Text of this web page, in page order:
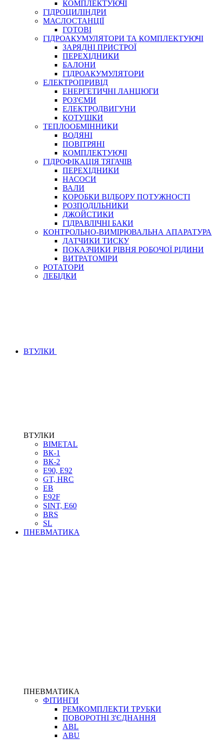
СПЕЦІАЛЬНІ
ГЕРМЕТИКИ
КЛЕЇ, ЦЕМЕНТИ, ЕПОКСИДКИ
РЕМОНТ ГІДРОЦИЛІНДРІВ
БОРЕКС, ЕО
КОМПЛЕКТУЮЧІ
ГІДРОЦИЛІНДРИ
МАСЛОСТАНЦІЇ
ГОТОВІ
ГІДРОАКУМУЛЯТОРИ ТА КОМПЛЕКТУЮЧІ
ЗАРЯДНІ ПРИСТРОЇ
ПЕРЕХІДНИКИ
БАЛОНИ
ГІДРОАКУМУЛЯТОРИ
ЕЛЕКТРОПРИВІД
ЕНЕРГЕТИЧНІ ЛАНЦЮГИ
РОЗ'ЄМИ
ЕЛЕКТРОДВИГУНИ
КОТУШКИ
ТЕПЛООБМІННИКИ
ВОДЯНІ
ПОВІТРЯНІ
КОМПЛЕКТУЮЧІ
ГІДРОФІКАЦІЯ ТЯГАЧІВ
ПЕРЕХІДНИКИ
НАСОСИ
ВАЛИ
КОРОБКИ ВІДБОРУ ПОТУЖНОСТІ
РОЗПОДІЛЬНИКИ
ДЖОЙСТИКИ
ГІДРАВЛІЧНІ БАКИ
КОНТРОЛЬНО-ВИМІРЮВАЛЬНА АПАРАТУРА
ДАТЧИКИ ТИСКУ
ПОКАЗЧИКИ РІВНЯ РОБОЧОЇ РІДИНИ
ВИТРАТОМІРИ
РОТАТОРИ
ЛЕБІДКИ
ВТУЛКИ
ВТУЛКИ
BIMETAL
ВК-1
ВК-2
Е90, E92
GT, HRC
EB
Е92F
SINT, E60
BRS
SL
ПНЕВМАТИКА
ПНЕВМАТИКА
ФІТИНГИ
РЕМКОМПЛЕКТИ ТРУБКИ
ПОВОРОТНІ З'ЄДНАННЯ
ABL
ABU